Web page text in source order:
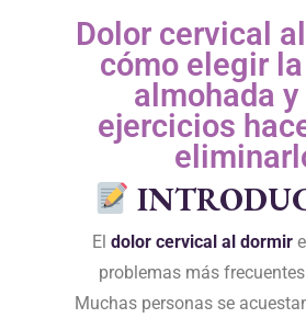
Dolor cervical
cómo elegir
almohada y
ejercicios
El dolor cervical al dormir
problemas más
Muchas personas se